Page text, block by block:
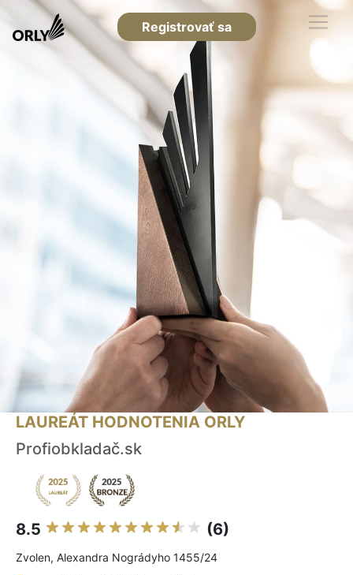
Registrovať sa
LAUREÁT HODNOTENIA ORLY
Profiobkladač.sk
8.5 (6)
Zvolen, Alexandra Nográdyho 1455/24